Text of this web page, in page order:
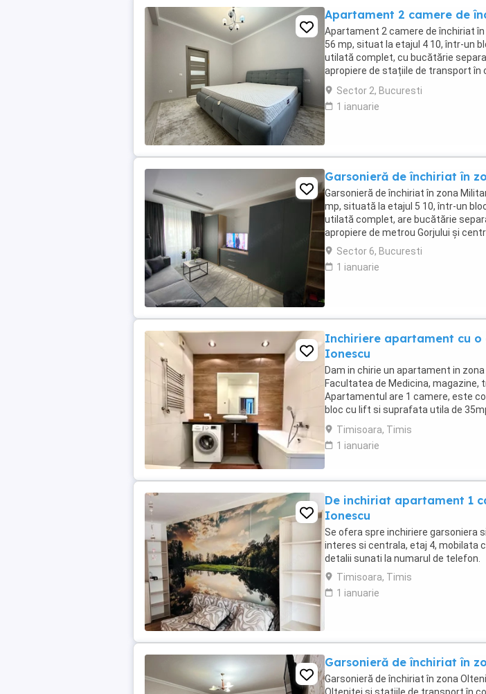
Apartament 2 camere de
Apartament 2 camere de închiriat
56 mp, situat la etajul 4 10, într-un
utilată complet, cu bucătărie
apropiere de stațiile de transport în
centrul orașului ...
Sector 2, Bucuresti
1 ianuarie
Garsonieră de închiriat în
Garsonieră de închiriat în zona
mp, situată la etajul 5 10, într-un
utilată complet, are bucătărie
apropiere de metrou Gorjului și
Sector 6, Bucuresti
1 ianuarie
Inchiriere apartament cu o
Ionescu
Dam in chirie un apartament in
Facultatea de Medicina, magazine,
Apartamentul are 1 camere, este
bloc cu lift si suprafata utila de
stabili o vizionare.
Timisoara, Timis
1 ianuarie
De inchiriat apartament 1
Ionescu
Se ofera spre inchiriere garsoniera
interes si centrala, etaj 4, mobilata
detalii sunati la numarul de telefon.
Timisoara, Timis
1 ianuarie
Garsonieră de închiriat în
Garsonieră de închiriat în zona